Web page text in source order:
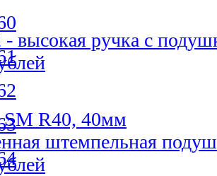
высокая ручка с
R40, 40мм
штемпельная